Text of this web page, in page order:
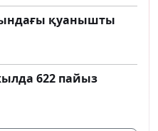
қуанышты
622 пайыз